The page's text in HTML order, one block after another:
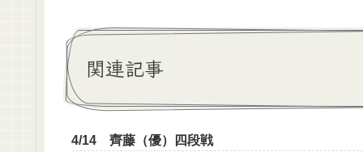
関連記事
4/14 齊藤（優）四段戦